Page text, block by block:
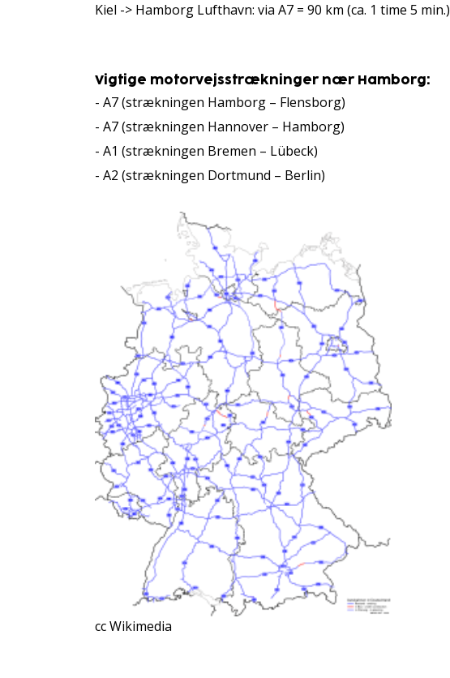
Kiel -> Hamborg Lufthavn: via A7 = 90 km (ca. 1 time 5 min.)
Vigtige motorvejsstrækninger nær Hamborg:
- A7 (strækningen Hamborg – Flensborg)
- A7 (strækningen Hannover – Hamborg)
- A1 (strækningen Bremen – Lübeck)
- A2 (strækningen Dortmund – Berlin)
cc Wikimedia